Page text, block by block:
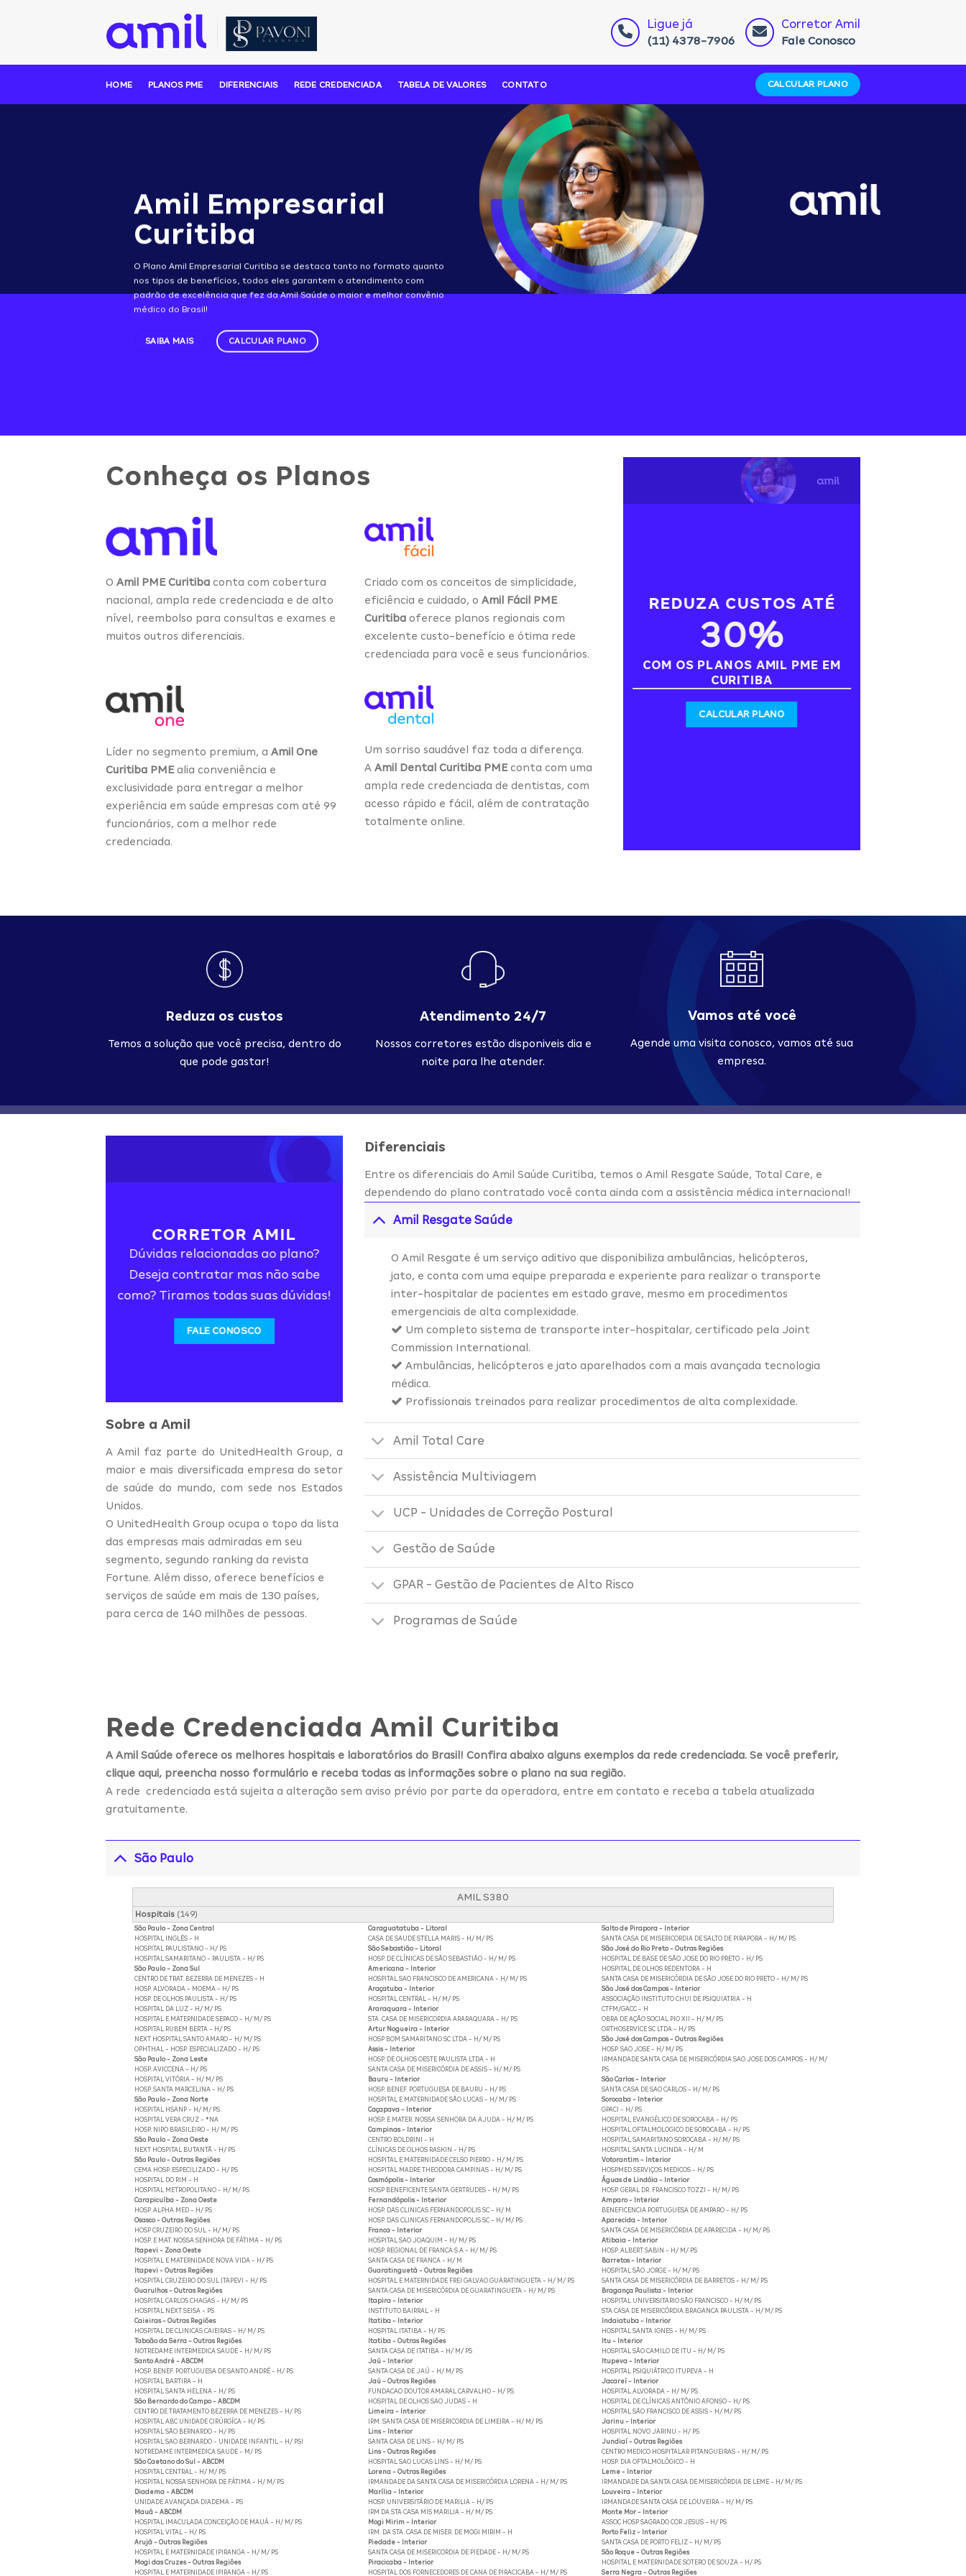
Ligue já
(11) 4378-7906
Corretor Amil
Fale Conosco
HOME PLANOS PME DIFERENCIAIS REDE CREDENCIADA TABELA DE VALORES CONTATO CALCULAR PLANO
Amil Empresarial
Curitiba
O Plano Amil Empresarial Curitiba se destaca tanto no formato quanto
nos tipos de benefícios, todos eles garantem o atendimento com
padrão de excelência que fez da Amil Saúde o maior e melhor convênio
médico do Brasil!
SAIBA MAIS CALCULAR PLANO
Conheça os Planos
O Amil PME Curitiba conta com cobertura
nacional, ampla rede credenciada e de alto
nível, reembolso para consultas e exames e
muitos outros diferenciais.
Criado com os conceitos de simplicidade,
eficiência e cuidado, o Amil Fácil PME
Curitiba oferece planos regionais com
excelente custo-benefício e ótima rede
credenciada para você e seus funcionários.
Líder no segmento premium, a Amil One
Curitiba PMEalia conveniência e
exclusividade para entregar a melhor
experiência em saúde empresas com até 99
funcionários, com a melhor rede
credenciada.
Um sorriso saudável faz toda a diferença.
A Amil Dental Curitiba PMEconta com uma
ampla rede credenciada de dentistas, com
acesso rápido e fácil, além de contratação
totalmente online.
REDUZA CUSTOS ATÉ
30%
COM OS PLANOS AMIL PME EM
CURITIBA
CALCULAR PLANO
Reduza os custos
Temos a solução que você precisa, dentro do
que pode gastar!
Atendimento 24/7
Nossos corretores estão disponiveis dia e
noite para lhe atender.
Vamos até você
Agende uma visita conosco, vamos até sua
empresa.
CORRETOR AMIL
Dúvidas relacionadas ao plano?
Deseja contratar mas não sabe
como? Tiramos todas suas dúvidas!
FALE CONOSCO
Sobre a Amil
A Amil faz parte do UnitedHealth Group, a
maior e mais diversificada empresa do setor
de saúde do mundo, com sede nos Estados
Unidos.
O UnitedHealth Group ocupa o topo da lista
das empresas mais admiradas em seu
segmento, segundo ranking da revista
Fortune. Além disso, oferece benefícios e
serviços de saúde em mais de 130 países,
para cerca de 140 milhões de pessoas.
Diferenciais
Entre os diferenciais do Amil Saúde Curitiba, temos o Amil Resgate Saúde, Total Care, e
dependendo do plano contratado você conta ainda com a assistência médica internacional!
Amil Resgate Saúde
O Amil Resgate é um serviço aditivo que disponibiliza ambulâncias, helicópteros,
jato, e conta com uma equipe preparada e experiente para realizar o transporte
inter-hospitalar de pacientes em estado grave, mesmo em procedimentos
emergenciais de alta complexidade.
Um completo sistema de transporte inter-hospitalar, certificado pela Joint
Commission International.
Ambulâncias, helicópteros e jato aparelhados com a mais avançada tecnologia
médica.
Profissionais treinados para realizar procedimentos de alta complexidade.
Amil Total Care
Assistência Multiviagem
UCP - Unidades de Correção Postural
Gestão de Saúde
GPAR - Gestão de Pacientes de Alto Risco
Programas de Saúde
Rede Credenciada Amil Curitiba
A Amil Saúde oferece os melhores hospitais e laboratórios do Brasil! Confira abaixo alguns exemplos da rede credenciada. Se você preferir,
clique aqui, preencha nosso formulário e receba todas as informações sobre o plano na sua região.
A rede credenciada está sujeita a alteração sem aviso prévio por parte da operadora, entre em contato e receba a tabela atualizada
gratuitamente.
São Paulo
AMIL S380
Hospitais(149)
São Paulo - Zona Central
HOSPITAL INGLÊS - H
HOSPITAL PAULISTANO - H/ PS
HOSPITAL SAMARITANO - PAULISTA - H/ PS
São Paulo - Zona Sul
CENTRO DE TRAT. BEZERRA DE MENEZES - H
HOSP. ALVORADA - MOEMA - H/ PS
HOSP. DE OLHOS PAULISTA - H/ PS
HOSPITAL DA LUZ - H/ M/ PS
HOSPITAL E MATERNIDADE SEPACO - H/ M/ PS
HOSPITAL RUBEM BERTA - H/ PS
NEXT HOSPITAL SANTO AMARO - H/ M/ PS
OPHTHAL - HOSP. ESPECIALIZADO - H/ PS
São Paulo - Zona Leste
HOSP. AVICCENA - H/ PS
HOSPITAL VITÓRIA - H/ M/ PS
HOSP. SANTA MARCELINA - H/ PS
São Paulo - Zona Norte
HOSPITAL HSANP - H/ M/ PS
HOSPITAL VERA CRUZ - *NA
HOSP. NIPO BRASILEIRO - H/ M/ PS
São Paulo - Zona Oeste
NEXT HOSPITAL BUTANTÃ - H/ PS
São Paulo - Outras Regiões
CEMA HOSP. ESPECILIZADO - H/ PS
HOSPITAL DO RIM - H
HOSPITAL METROPOLITANO - H/ M/ PS
Carapicuíba - Zona Oeste
HOSP. ALPHA MED - H/ PS
Osasco - Outras Regiões
HOSP CRUZEIRO DO SUL - H/ M/ PS
HOSP. E MAT. NOSSA SENHORA DE FÁTIMA - H/ PS
Itapevi - Zona Oeste
HOSPITAL E MATERNIDADE NOVA VIDA - H/ PS
Itapevi - Outras Regiões
HOSPITAL CRUZEIRO DO SUL ITAPEVI - H/ PS
Guarulhos - Outras Regiões
HOSPITAL CARLOS CHAGAS - H/ M/ PS
HOSPITAL NEXT SEISA - PS
Caieiras - Outras Regiões
HOSPITAL DE CLINICAS CAIEIRAS - H/ M/ PS
Taboão da Serra - Outras Regiões
NOTREDAME INTERMEDICA SAUDE - H/ M/ PS
Santo André - ABCDM
HOSP. BENEF. PORTUGUESA DE SANTO ANDRÉ - H/ PS
HOSPITAL BARTIRA - H
HOSPITAL SANTA HELENA - H/ PS
São Bernardo do Campo - ABCDM
CENTRO DE TRATAMENTO BEZERRA DE MENEZES - H/ PS
HOSPITAL ABC UNIDADE CIRÚRGÍCA - H/ PS
HOSPITAL SÃO BERNARDO - H/ PS
HOSPITAL SAO BERNARDO - UNIDADE INFANTIL - H/ PSI
NOTREDAME INTERMEDICA SAUDE - M/ PS
São Caetano do Sul - ABCDM
HOSPITAL CENTRAL - H/ M/ PS
HOSPITAL NOSSA SENHORA DE FÁTIMA - H/ M/ PS
Diadema - ABCDM
UNIDADE AVANÇADA DIADEMA - PS
Mauá - ABCDM
HOSPITAL IMACULADA CONCEIÇÃO DE MAUÁ - H/ M/ PS
HOSPITAL VITAL - H/ PS
Arujá - Outras Regiões
HOSPITAL E MATERNIDADE IPIRANGA - H/ M/ PS
Mogi das Cruzes - Outras Regiões
HOSPITAL E MATERNIDADE IPIRANGA - H/ PS
Caraguatatuba - Litoral
CASA DE SAUDE STELLA MARIS - H/ M/ PS
São Sebastião - Litoral
HOSP. DE CLÍNICAS DE SÃO SEBASTIÃO - H/ M/ PS
Americana - Interior
HOSPITAL SAO FRANCISCO DE AMERICANA - H/ M/ PS
Araçatuba - Interior
HOSPITAL CENTRAL - H/ M/ PS
Araraquara - Interior
STA. CASA DE MISERICORDIA ARARAQUARA - H/ PS
Artur Nogueira - Interior
HOSP BOM SAMARITANO SC LTDA - H/ M/ PS
Assis - Interior
HOSP. DE OLHOS OESTE PAULISTA LTDA - H
SANTA CASA DE MISERICÓRDIA DE ASSIS - H/ M/ PS
Bauru - Interior
HOSP. BENEF. PORTUGUESA DE BAURU - H/ PS
HOSPITAL E MATERNIDADE SÃO LUCAS - H/ M/ PS
Caçapava - Interior
HOSP. E MATER. NOSSA SENHORA DA AJUDA - H/ M/ PS
Campinas - Interior
CENTRO BOLDRINI - H
CLÍNICAS DE OLHOS RASKIN - H/ PS
HOSPITAL E MATERNIDADE CELSO PIERRO - H/ M/ PS
HOSPITAL MADRE THEODORA CAMPINAS - H/ M/ PS
Cosmópolis - Interior
HOSP BENEFICENTE SANTA GERTRUDES - H/ M/ PS
Fernandópolis - Interior
HOSP. DAS CLINICAS FERNANDOPOLIS SC - H/ M
HOSP. DAS CLINICAS FERNANDOPOLIS SC - H/ M/ PS
Franca - Interior
HOSPITAL SAO JOAQUIM - H/ M/ PS
HOSP. REGIONAL DE FRANCA S A - H/ M/ PS
SANTA CASA DE FRANCA - H/ M
Guaratinguetá - Outras Regiões
HOSPITAL E MATERNIDADE FREI GALVAO GUARATINGUETA - H/ M/ PS
SANTA CASA DE MISERICÓRDIA DE GUARATINGUETA - H/ M/ PS
Itapira - Interior
INSTITUTO BAIRRAL - H
Itatiba - Interior
HOSPITAL ITATIBA - H/ PS
Itatiba - Outras Regiões
SANTA CASA DE ITATIBA - H/ M/ PS
Jaú - Interior
SANTA CASA DE JAÚ - H/ M/ PS
Jaú - Outras Regiões
FUNDACAO DOUTOR AMARAL CARVALHO - H/ PS
HOSPITAL DE OLHOS SAO JUDAS - H
Limeira - Interior
IRM. SANTA CASA DE MISERICORDIA DE LIMEIRA - H/ M/ PS
Lins - Interior
SANTA CASA DE LINS - H/ M/ PS
Lins - Outras Regiões
HOSPITAL SAO LUCAS LINS - H/ M/ PS
Lorena - Outras Regiões
IRMANDADE DA SANTA CASA DE MISERICÓRDIA LORENA - H/ M/ PS
Marília - Interior
HOSP. UNIVERSITÁRIO DE MARILIA - H/ PS
IRM DA STA CASA MIS MARILIA - H/ M/ PS
Mogi Mirim - Interior
IRM. DA STA. CASA DE MISER. DE MOGI MIRIM - H
Piedade - Interior
SANTA CASA DE MISERICORDIA DE PIEDADE - H/ M/ PS
Piracicaba - Interior
HOSPITAL DOS FORNECEDORES DE CANA DE PIRACICABA - H/ M/ PS
Salto de Pirapora - Interior
SANTA CASA DE MISERICORDIA DE SALTO DE PIRAPORA - H/ M/ PS
São José do Rio Preto - Outras Regiões
HOSPITAL DE BASE DE SÃO JOSE DO RIO PRETO - H/ PS
HOSPITAL DE OLHOS REDENTORA - H
SANTA CASA DE MISERICÓRDIA DE SÃO JOSE DO RIO PRETO - H/ M/ PS
São José dos Campos - Interior
ASSOCIAÇÃO INSTITUTO CHUI DE PSIQUIATRIA - H
CTFM/GACC - H
OBRA DE AÇÃO SOCIAL PIO XII - H/ M/ PS
ORTHOSERVICE SC LTDA - H/ PS
São José dos Campos - Outras Regiões
HOSP. SAO JOSE - H/ M/ PS
IRMANDADE SANTA CASA DE MISERICÓRDIA SAO JOSE DOS CAMPOS - H/ M/
PS
São Carlos - Interior
SANTA CASA DE SAO CARLOS - H/ M/ PS
Sorocaba - Interior
GPACI - H/ PS
HOSPITAL EVANGÉLICO DE SOROCABA - H/ PS
HOSPITAL OFTALMOLOGICO DE SOROCABA - H/ PS
HOSPITAL SAMARITANO SOROCABA - H/ M/ PS
HOSPITAL SANTA LUCINDA - H/ M
Votorantim - Interior
HOSPMED SERVIÇOS MEDICOS - H/ PS
Águas de Lindóia - Interior
HOSP. GERAL DR. FRANCISCO TOZZI - H/ M/ PS
Amparo - Interior
BENEFICENCIA PORTUGUESA DE AMPARO - H/ PS
Aparecida - Interior
SANTA CASA DE MISERICÓRDIA DE APARECIDA - H/ M/ PS
Atibaia - Interior
HOSP. ALBERT SABIN - H/ M/ PS
Barretos - Interior
HOSPITAL SÃO JORGE - H/ M/ PS
SANTA CASA DE MISERICÓRDIA DE BARRETOS - H/ M/ PS
Bragança Paulista - Interior
HOSPITAL UNIVERSITARIO SÃO FRANCISCO - H/ M/ PS
STA CASA DE MISERICÓRDIA BRAGANCA PAULISTA - H/ M/ PS
Indaiatuba - Interior
HOSPITAL SANTA IGNES - H/ M/ PS
Itu - Interior
HOSPITAL SÃO CAMILO DE ITU - H/ M/ PS
Itupeva - Interior
HOSPITAL PSIQUIÁTRICO ITUPEVA - H
Jacareí - Interior
HOSPITAL ALVORADA - H/ M/ PS
HOSPITAL DE CLÍNICAS ANTÔNIO AFONSO - H/ PS
HOSPITAL SÃO FRANCISCO DE ASSIS - H/ M/ PS
Jarinu - Interior
HOSPITAL NOVO JARINU - H/ PS
Jundiaí - Outras Regiões
CENTRO MEDICO HOSPITALAR PITANGUEIRAS - H/ M/ PS
HOSP. DIA OFTALMOLÓGICO - H
Leme - Interior
IRMANDADE DA SANTA CASA DE MISERICÓRDIA DE LEME - H/ M/ PS
Louveira - Interior
IRMANDADE SANTA CASA DE LOUVEIRA - H/ M/ PS
Monte Mor - Interior
ASSOC HOSP SAGRADO COR JESUS - H/ PS
Porto Feliz - Interior
SANTA CASA DE PORTO FELIZ - H/ M/ PS
São Roque - Outras Regiões
HOSPITAL E MATERNIDADE SOTERO DE SOUZA - H/ PS
Serra Negra - Outras Regiões